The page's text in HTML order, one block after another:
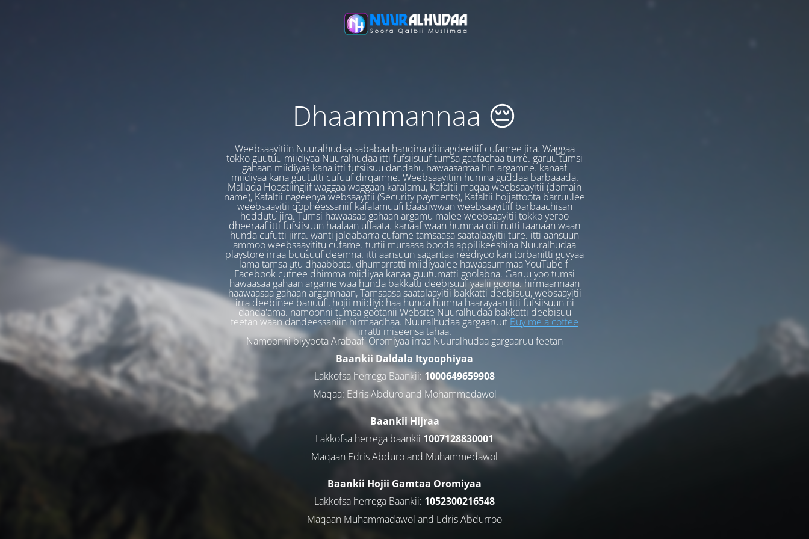
Dhaammannaa 😔
Weebsaayitiin Nuuralhudaa sababaa hanqina diinagdeetiif cufamee jira. Waggaa
tokko guutuu miidiyaa Nuuralhudaa itti fufsiisuuf tumsa gaafachaa turre. garuu tumsi
gahaan miidiyaa kana itti fufsiisuu dandahu hawaasarraa hin argamne. kanaaf
miidiyaa kana guututti cufuuf dirqamne. Weebsaayitiin humna guddaa barbaaada.
Mallaqa Hoostiingiif waggaa waggaan kafalamu, Kafaltii maqaa weebsaayitii (domain
name), Kafaltii nageenya websaayitii (Security payments), Kafaltii hojjattoota barruulee
weebsaayitii qopheessaniif kafalamuufi baasiiwwan weebsaayitiif barbaachisan
heddutu jira. Tumsi hawaasaa gahaan argamu malee weebsaayitii tokko yeroo
dheeraaf itti fufsiisuun haalaan ulfaata. kanaaf waan humnaa olii nutti taanaan waan
hunda cufutti jirra. wanti jalqabarra cufame tamsaasa saatalaayitii ture. itti aansuun
ammoo weebsaayititu cufame. turtii muraasa booda appilikeeshina Nuuralhudaa
playstore irraa buusuuf deemna. itti aansuun sagantaa reediyoo kan torbanitti guyyaa
lama tamsa'utu dhaabbata. dhumarratti miidiyaalee hawaasummaa YouTube fi
Facebook cufnee dhimma miidiyaa kanaa guutumatti goolabna. Garuu yoo tumsi
hawaasaa gahaan argame waa hunda bakkatti deebisuuf yaalii goona. hirmaannaan
haawaasaa gahaan argamnaan, Tamsaasa saatalaayitii bakkatti deebisuu, websaayitii
irra deebinee banuufi, hojii miidiyichaa hunda humna haarayaan itti fufsiisuun ni
danda'ama. namoonni tumsa gootanii Website Nuuralhudaa bakkatti deebisuu
feetan waan dandeessaniin hirmaadhaa. Nuuralhudaa gargaaruufBuy me a coffee
irratti miseensa tahaa.
Namoonni biyyoota Arabaafi Oromiyaa irraa Nuuralhudaa gargaaruu feetan
Baankii Daldala Ityoophiyaa
Lakkofsa herrega Baankii: 1000649659908
Maqaa: Edris Abduro and Mohammedawol
Baankii Hijraa
Lakkofsa herrega baankii 1007128830001
Maqaan Edris Abduro and Muhammedawol
Baankii Hojii Gamtaa Oromiyaa
Lakkofsa herrega Baankii: 1052300216548
Maqaan Muhammadawol and Edris Abdurroo